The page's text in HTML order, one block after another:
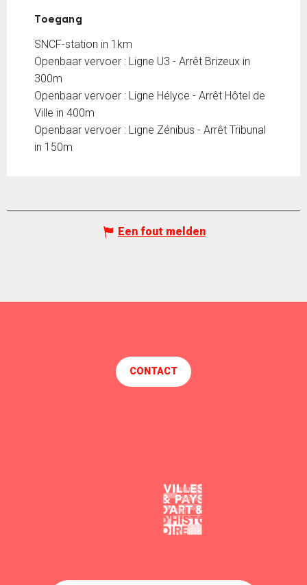
Toegang
Toegang
SNCF-station in 1km
Openbaar vervoer : Ligne U3 - Arrêt Brizeux in
300m
Openbaar vervoer : Ligne Hélyce - Arrêt Hôtel de
Ville in 400m
Openbaar vervoer : Ligne Zénibus - Arrêt Tribunal
in 150m
Een fout melden
CONTACT